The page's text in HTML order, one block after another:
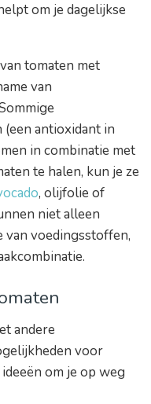
om je dagelijkse
tomaten met
van
antioxidant in
in combinatie met
te halen, kun je ze
, olijfolie of
niet alleen
van voedingsstoffen,
andere
voor
om je op weg